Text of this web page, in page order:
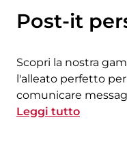
Post-it
Scopri la nostra
l'alleato perfetto
comunicare
blocchetti post-it
Leggi tutto